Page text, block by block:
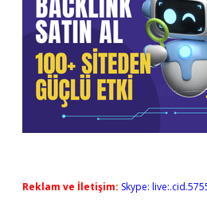
Reklam ve İletişim: Skype: